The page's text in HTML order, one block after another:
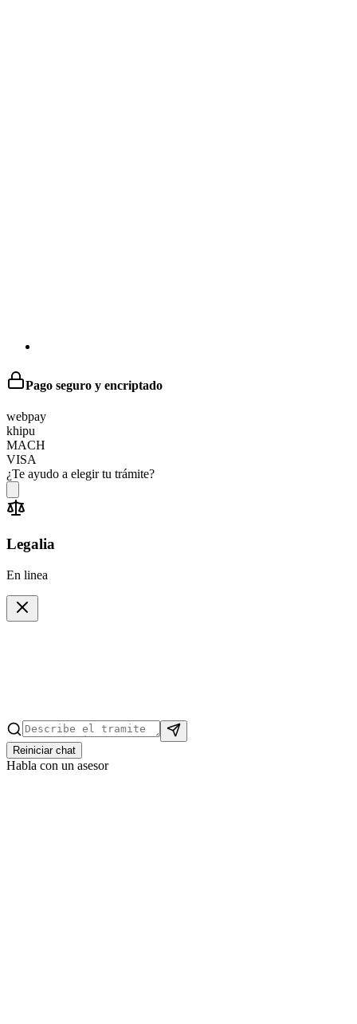
Pago seguro y encriptado
webpay
khipu
MACH
VISA
¿Te ayudo a elegir tu trámite?
Legalia
En linea
Reiniciar chat
Habla con un asesor